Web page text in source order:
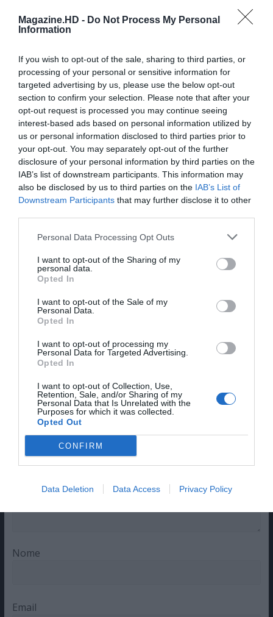
Magazine.HD - Do Not Process My Personal
Information
If you wish to opt-out of the sale, sharing to third parties, or
processing of your personal or sensitive information for
targeted advertising by us, please use the below opt-out
section to confirm your selection. Please note that after your
opt-out request is processed you may continue seeing
interest-based ads based on personal information utilized by
us or personal information disclosed to third parties prior to
your opt-out. You may separately opt-out of the further
disclosure of your personal information by third parties on the
IAB’s list of downstream participants. This information may
also be disclosed by us to third parties on the IAB’s List of
Downstream Participants that may further disclose it to other
Personal Data Processing Opt Outs
I want to opt-out of the Sharing of my
personal data.
Opted In
I want to opt-out of the Sale of my
Personal Data.
Opted In
I want to opt-out of processing my
Personal Data for Targeted Advertising.
Opted In
I want to opt-out of Collection, Use,
Retention, Sale, and/or Sharing of my
Personal Data that Is Unrelated with the
Purposes for which it was collected.
Opted Out
CONFIRM
Data Deletion Data Access Privacy Policy
Magazine.HD
EM ANÁLISE
Share This Post: 0
Deixe um comentário
O seu endereço de email não será publicado.
Nome
Email